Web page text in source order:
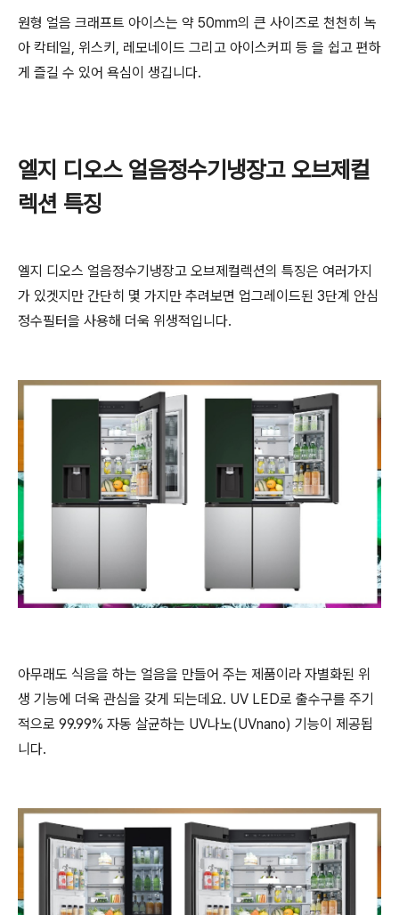
원형 얼음 크래프트 아이스는 약 50mm의 큰 사이즈로 천천히 녹
아 칵테일, 위스키, 레모네이드 그리고 아이스커피 등 을 쉽고 편하
게 즐길 수 있어 욕심이 생깁니다.
엘지 디오스 얼음정수기냉장고 오브제컬
렉션 특징
엘지 디오스 얼음정수기냉장고 오브제컬렉션의 특징은 여러가지
가 있겟지만 간단히 몇 가지만 추려보면 업그레이드된 3단계 안심
정수필터을 사용해 더욱 위생적입니다.
아무래도 식음을 하는 얼음을 만들어 주는 제품이라 자별화된 위
생 기능에 더욱 관심을 갖게 되는데요. UV LED로 출수구를 주기
적으로 99.99% 자동 살균하는 UV나노(UVnano) 기능이 제공됩
니다.